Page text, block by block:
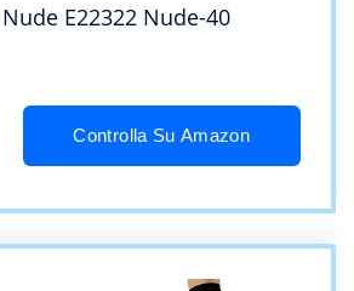
E22322 Nude-40
Controlla Su Amazon